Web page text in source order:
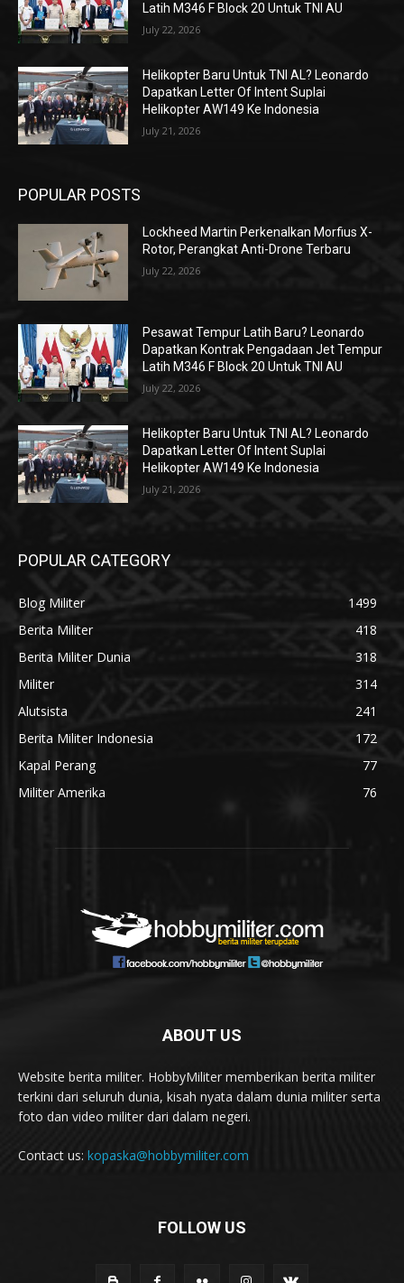
Latih M346 F Block 20 Untuk TNI AU
July 22, 2026
Helikopter Baru Untuk TNI AL? Leonardo
Dapatkan Letter Of Intent Suplai
Helikopter AW149 Ke Indonesia
July 21, 2026
POPULAR POSTS
Lockheed Martin Perkenalkan Morfius X-
Rotor, Perangkat Anti-Drone Terbaru
July 22, 2026
Pesawat Tempur Latih Baru? Leonardo
Dapatkan Kontrak Pengadaan Jet Tempur
Latih M346 F Block 20 Untuk TNI AU
July 22, 2026
Helikopter Baru Untuk TNI AL? Leonardo
Dapatkan Letter Of Intent Suplai
Helikopter AW149 Ke Indonesia
July 21, 2026
POPULAR CATEGORY
Blog Militer
1499
Berita Militer
418
Berita Militer Dunia
318
Militer
314
Alutsista
241
Berita Militer Indonesia
172
Kapal Perang
77
Militer Amerika
76
ABOUT US
Website berita militer. HobbyMiliter memberikan berita militer
terkini dari seluruh dunia, kisah nyata dalam dunia militer serta
foto dan video militer dari dalam negeri.
Contact us: kopaska@hobbymiliter.com
FOLLOW US